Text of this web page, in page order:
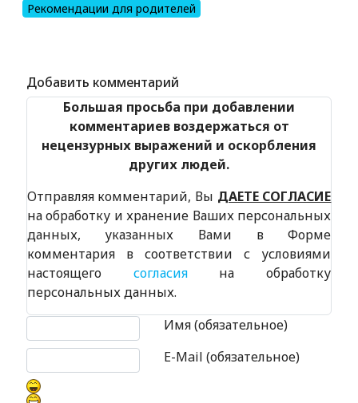
Рекомендации для родителей
Добавить комментарий
Большая просьба при добавлении
комментариев воздержаться от
нецензурных выражений и оскорбления
других людей.
Отправляя комментарий, Вы ДАЕТЕ СОГЛАСИЕ
на обработку и хранение Ваших персональных
данных, указанных Вами в Форме
комментария в соответствии с условиями
настоящего согласияна обработку
персональных данных.
Имя (обязательное)
E-Mail (обязательное)
Текст комментария